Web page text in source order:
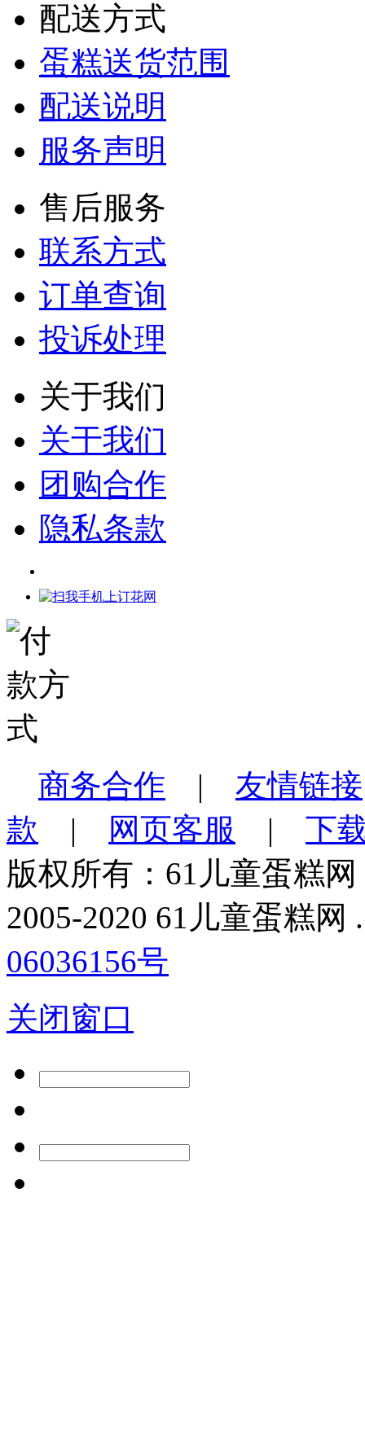
配送方式
蛋糕送货范围
配送说明
服务声明
售后服务
联系方式
订单查询
投诉处理
关于我们
关于我们
团购合作
隐私条款
商务合作 | 友情链接
款 | 网页客服 | 下
版权所有：61儿童蛋糕
2005-2020 61儿童蛋糕网
06036156号
关闭窗口